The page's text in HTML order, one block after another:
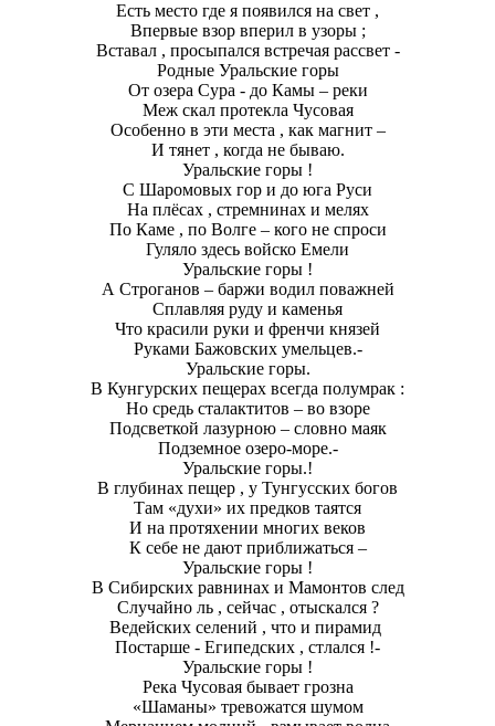
Есть место где я появился на свет ,
Впервые взор вперил в узоры ;
Вставал , просыпался встречая рассвет -
Родные Уральские горы
От озера Сура - до Камы – реки
Меж скал протекла Чусовая
Особенно в эти места , как магнит –
И тянет , когда не бываю.
Уральские горы !
С Шаромовых гор и до юга Руси
На плёсах , стремнинах и мелях
По Каме , по Волге – кого не спроси
Гуляло здесь войско Емели
Уральские горы !
А Строганов – баржи водил поважней
Сплавляя руду и каменья
Что красили руки и френчи князей
Руками Бажовских умельцев.-
Уральские горы.
В Кунгурских пещерах всегда полумрак :
Но средь сталактитов – во взоре
Подсветкой лазурною – словно маяк
Подземное озеро-море.-
Уральские горы.!
В глубинах пещер , у Тунгусских богов
Там «духи» их предков таятся
И на протяхении многих веков
К себе не дают приближаться –
Уральские горы !
В Сибирских равнинах и Мамонтов след
Случайно ль , сейчас , отыскался ?
Ведейских селений , что и пирамид
Постарше - Египедских , стлался !-
Уральские горы !
Река Чусовая бывает грозна
«Шаманы» тревожатся шумом